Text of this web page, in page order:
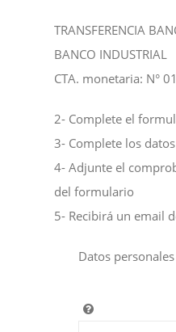
TRANSFERENCIA
BANCO INDUSTRIAL
CTA. monetaria: N°
2- Complete el
3- Complete los
4- Adjunte el
del formulario
5- Recibirá un email
Datos personales